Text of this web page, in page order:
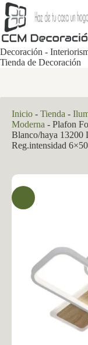
Saltar
al
contenido
Decoración -
Tienda de Decoración
Inicio - Tienda -
Moderna - Plafon
Blanco/haya 13200
Reg.intensidad